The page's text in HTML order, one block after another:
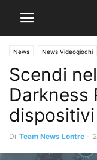
News News Videogiochi
Scendi
Darkness
Di Team News Lontre -